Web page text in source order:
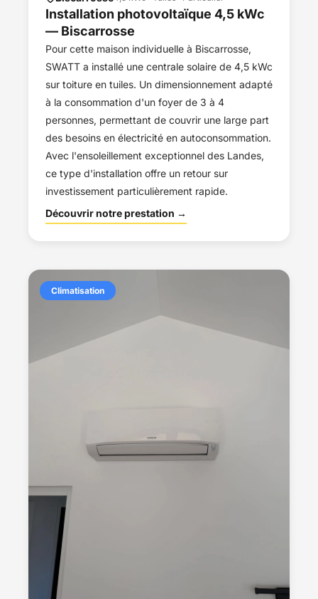
Installation photovoltaïque 4,5 kWc
— Biscarrosse
Pour cette maison individuelle à Biscarrosse,
SWATT a installé une centrale solaire de 4,5 kWc
sur toiture en tuiles. Un dimensionnement adapté
à la consommation d'un foyer de 3 à 4
personnes, permettant de couvrir une large part
des besoins en électricité en autoconsommation.
Avec l'ensoleillement exceptionnel des Landes,
ce type d'installation offre un retour sur
investissement particulièrement rapide.
Découvrir notre prestation →
Climatisation